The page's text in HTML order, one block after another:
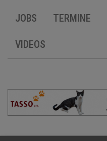
ANGEBOTE
JOBS
KONTAKT
JOBS TERMINE
VIDEOS